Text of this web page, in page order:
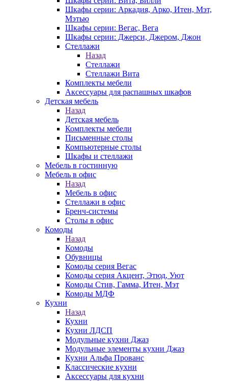
Шкафы серии: Аркадия, Арко, Итен, Мэт,
Мэтью
Шкафы серии: Вегас, Вега
Шкафы серии: Джерси, Джером, Джон
Стеллажи
Назад
Стеллажи
Стеллажи Вита
Комплекты мебели
Аксессуары для распашных шкафов
Детская мебель
Назад
Детская мебель
Комплекты мебели
Письменные столы
Компьютерные столы
Шкафы и стеллажи
Мебель в гостинную
Мебель в офис
Назад
Мебель в офис
Стеллажи в офис
Бренч-системы
Столы в офис
Комоды
Назад
Комоды
Обувницы
Комоды серия Вегас
Комоды серия Акцент, Этюд, Уют
Комоды Стив, Гамма, Итен, Мэт
Комоды МДФ
Кухни
Назад
Кухни
Кухни ЛДСП
Модульные кухни Джаз
Модульные элементы кухни Джаз
Кухни Альфа Прованс
Классические кухни
Аксессуары для кухни